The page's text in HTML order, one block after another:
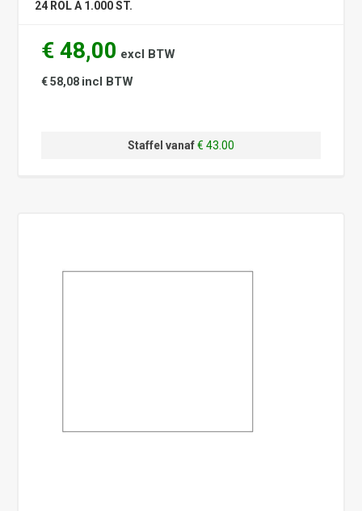
24 ROL A 1.000 ST.
€ 48,00 excl BTW
€ 58,08 incl BTW
Staffel vanaf€ 43.00